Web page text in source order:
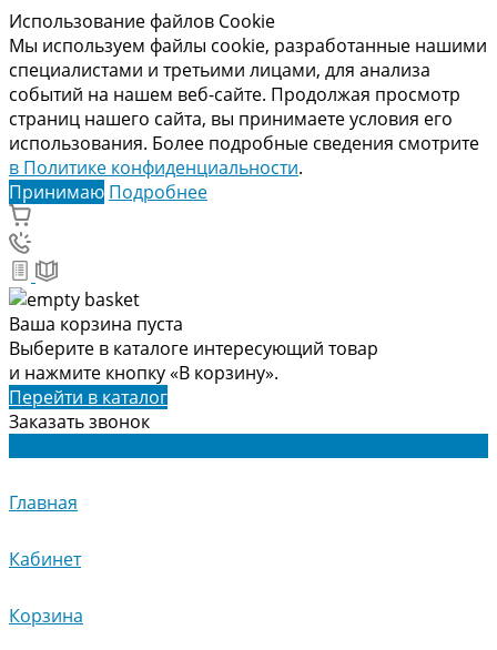
Использование файлов Cookie
Мы используем файлы cookie, разработанные нашими
специалистами и третьими лицами, для анализа
событий на нашем веб-сайте. Продолжая просмотр
страниц нашего сайта, вы принимаете условия его
использования. Более подробные сведения смотрите
в Политике конфиденциальности.
Принимаю Подробнее
Ваша корзина пуста
Выберите в каталоге интересующий товар
и нажмите кнопку «В корзину».
Перейти в каталог
Заказать звонок
Главная
Кабинет
Корзина